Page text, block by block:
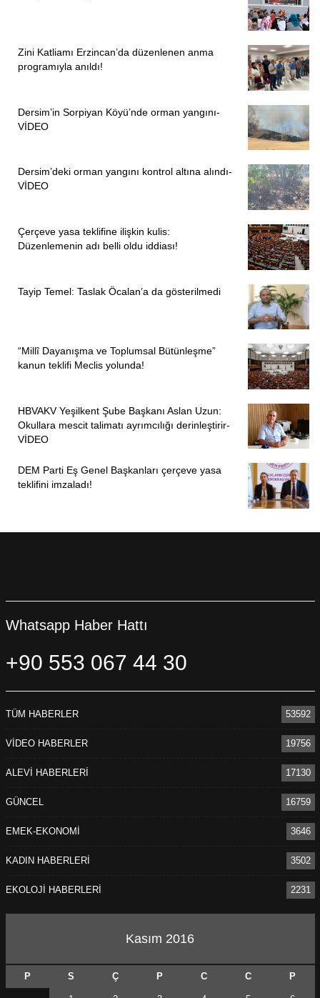
Zini Katliamı Erzincan’da düzenlenen anma
programıyla anıldı!
Dersim’in Sorpiyan Köyü’nde orman yangını-
VİDEO
Dersim’deki orman yangını kontrol altına alındı-
VİDEO
Çerçeve yasa teklifine ilişkin kulis:
Düzenlemenin adı belli oldu iddiası!
Tayip Temel: Taslak Öcalan’a da gösterilmedi
“Millî Dayanışma ve Toplumsal Bütünleşme”
kanun teklifi Meclis yolunda!
HBVAKV Yeşilkent Şube Başkanı Aslan Uzun:
Okullara mescit talimatı ayrımcılığı derinleştirir-
VİDEO
DEM Parti Eş Genel Başkanları çerçeve yasa
teklifini imzaladı!
Whatsapp Haber Hattı
+90 553 067 44 30
TÜM HABERLER 53592
VİDEO HABERLER 19756
ALEVİ HABERLERİ 17130
GÜNCEL 16759
EMEK-EKONOMİ 3646
KADIN HABERLERİ 3502
EKOLOJİ HABERLERİ 2231
Kasım 2016
P S Ç P C C P